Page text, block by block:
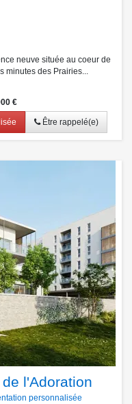
neuve située au coeur de
minutes des Prairies...
€
Être rappelé(e)
l'Adoration
personnalisée